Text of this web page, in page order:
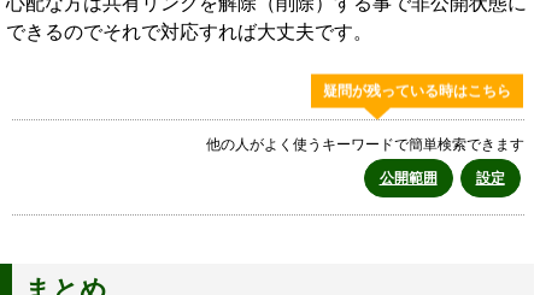
できるのでそれで対応すれば大丈夫です。
疑問が残っている時はこちら
他の人がよく使うキーワードで簡単検索できます
公開範囲
設定